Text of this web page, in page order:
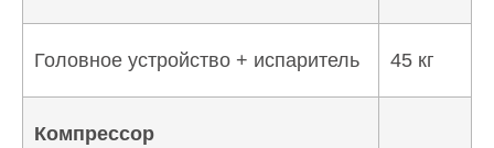
Головное устройство + испаритель 45 кг
Компрессор